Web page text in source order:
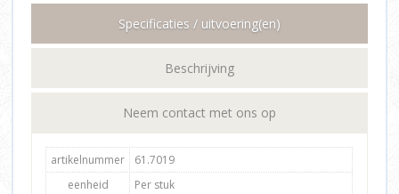
Specificaties / uitvoering(en)
Beschrijving
Neem contact met ons op
artikelnummer
61.7019
eenheid
Per stuk